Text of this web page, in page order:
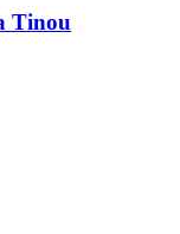
Tinou